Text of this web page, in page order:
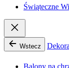
Świąteczne
Wstecz